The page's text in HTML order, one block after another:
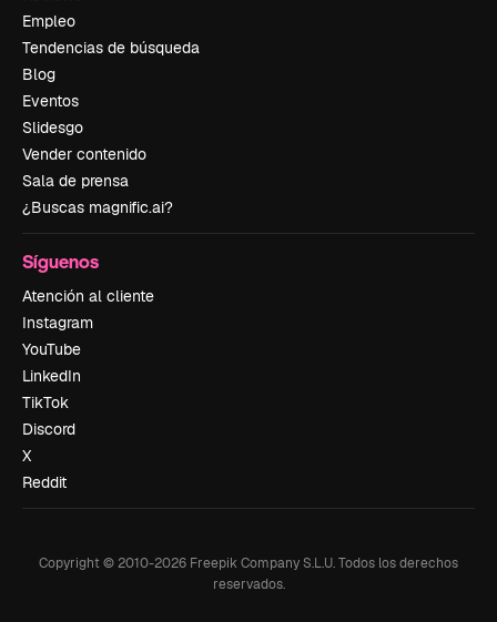
Empleo
Tendencias de búsqueda
Blog
Eventos
Slidesgo
Vender contenido
Sala de prensa
¿Buscas magnific.ai?
Síguenos
Atención al cliente
Instagram
YouTube
LinkedIn
TikTok
Discord
X
Reddit
Copyright © 2010-2026 Freepik Company S.L.U.Todos los derechos
reservados.